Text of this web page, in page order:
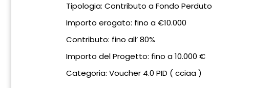
Tipologia: Contributo a Fondo Perduto
Importo erogato: fino a €10.000
Contributo: fino all’ 80%
Importo del Progetto: fino a 10.000 €
Categoria: Voucher 4.0 PID ( cciaa )